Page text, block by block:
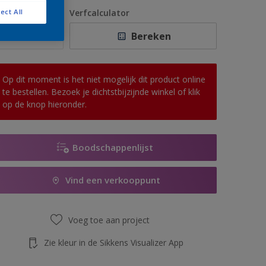
1 L
2,5 L
10 L
Verfcalculator
Bereken
Op dit moment is het niet mogelijk dit product online
te bestellen. Bezoek je dichtstbijzijnde winkel of klik
op de knop hieronder.
Boodschappenlijst
Vind een verkooppunt
Voeg toe aan project
Zie kleur in de Sikkens Visualizer App
All